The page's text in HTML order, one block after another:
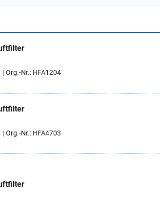
Org.-Nr.: HFA1204
Org.-Nr.: HFA4703